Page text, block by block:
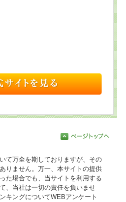
て万全を期しておりますが、その
りません。万一、本サイトの提供
た場合でも、当サイトを利用する
、当社は一切の責任を負いませ
キングについてWEBアンケート